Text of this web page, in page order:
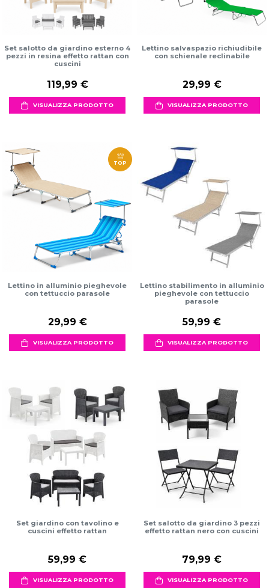
Set salotto da giardino esterno 4
pezzi in resina effetto rattan con
cuscini
119,99 €
VISUALIZZA PRODOTTO
Lettino salvaspazio richiudibile
con schienale reclinabile
29,99 €
VISUALIZZA PRODOTTO
TOP
Lettino in alluminio pieghevole
con tettuccio parasole
29,99 €
VISUALIZZA PRODOTTO
Lettino stabilimento in alluminio
pieghevole con tettuccio
parasole
59,99 €
VISUALIZZA PRODOTTO
Set giardino con tavolino e
cuscini effetto rattan
59,99 €
VISUALIZZA PRODOTTO
Set salotto da giardino 3 pezzi
effetto rattan nero con cuscini
79,99 €
VISUALIZZA PRODOTTO